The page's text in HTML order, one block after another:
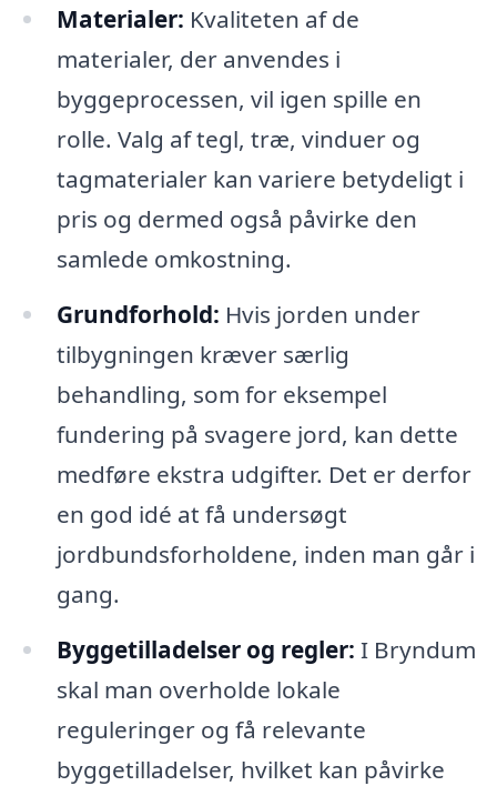
Materialer: Kvaliteten af de
materialer, der anvendes i
byggeprocessen, vil igen spille en
rolle. Valg af tegl, træ, vinduer og
tagmaterialer kan variere betydeligt i
pris og dermed også påvirke den
samlede omkostning.
Grundforhold: Hvis jorden under
tilbygningen kræver særlig
behandling, som for eksempel
fundering på svagere jord, kan dette
medføre ekstra udgifter. Det er derfor
en god idé at få undersøgt
jordbundsforholdene, inden man går i
gang.
Byggetilladelser og regler: I Bryndum
skal man overholde lokale
reguleringer og få relevante
byggetilladelser, hvilket kan påvirke